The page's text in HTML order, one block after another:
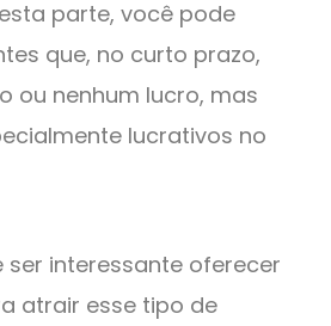
parte, você pode
que, no curto prazo,
ou nenhum lucro, mas
lucrativos no
ser interessante oferecer
atrair esse tipo de